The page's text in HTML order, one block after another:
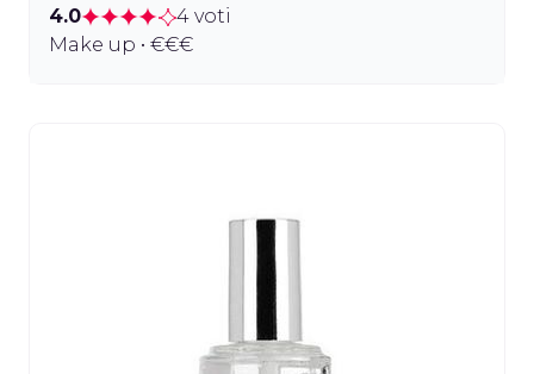
4.0
4 voti
Make up • €€€